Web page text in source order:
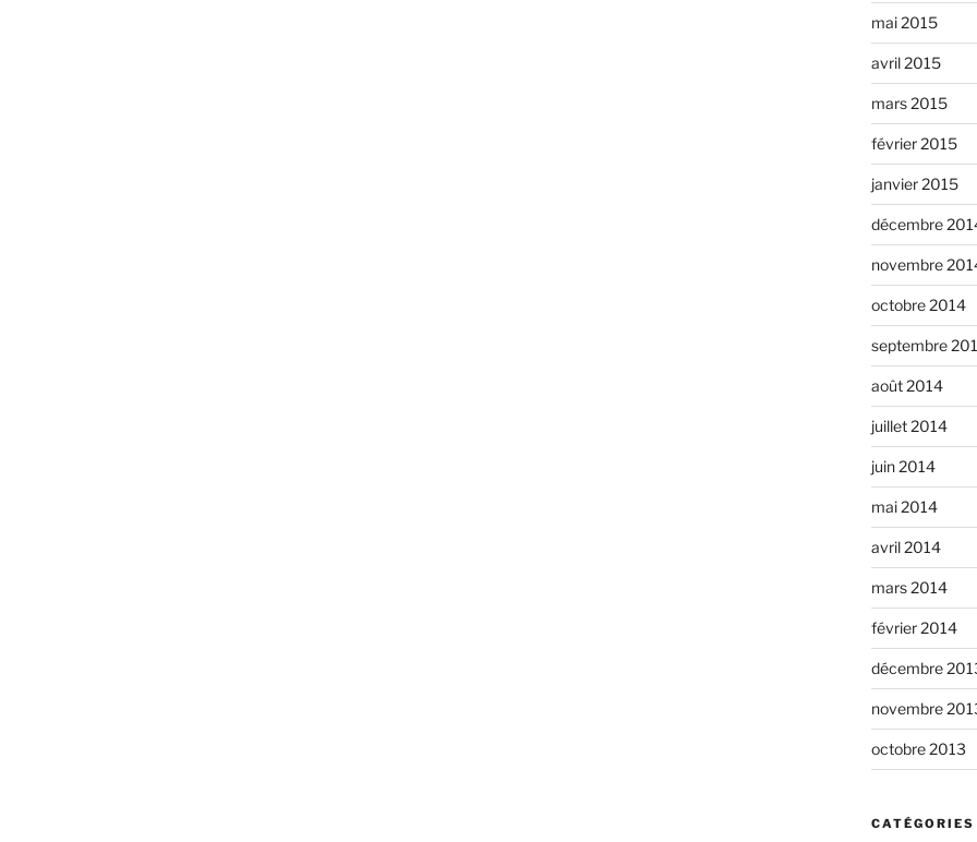
mai 2015
avril 2015
mars 2015
février 2015
janvier 2015
décembre
novembre
octobre 2014
septembre
août 2014
juillet 2014
juin 2014
mai 2014
avril 2014
mars 2014
février 2014
décembre
novembre
octobre 2013
CATÉGORIES